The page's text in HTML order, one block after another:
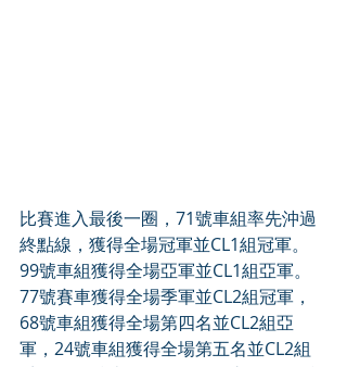
比賽進入最後一圈，71號車組率先沖過
終點線，獲得全場冠軍並CL1組冠軍。
99號車組獲得全場亞軍並CL1組亞軍。
77號賽車獲得全場季軍並CL2組冠軍，
68號車組獲得全場第四名並CL2組亞
軍，24號車組獲得全場第五名並CL2組